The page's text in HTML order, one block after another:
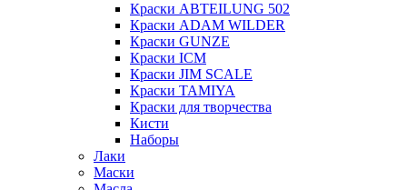
Краски ABTEILUNG 502
Краски ADAM WILDER
Краски GUNZE
Краски ICM
Краски JIM SCALE
Краски TAMIYA
Краски для творчества
Кисти
Наборы
Лаки
Маски